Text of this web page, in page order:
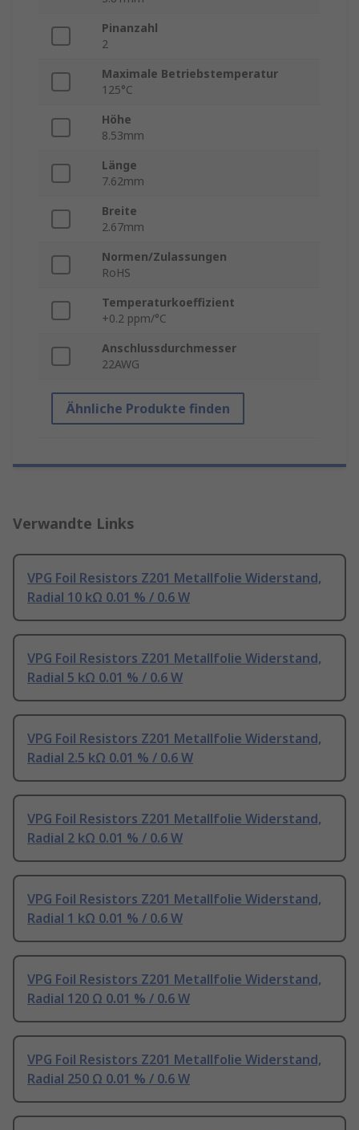
Pinanzahl
2
Maximale Betriebstemperatur
125°C
Höhe
8.53mm
Länge
7.62mm
Breite
2.67mm
Normen/Zulassungen
RoHS
Temperaturkoeffizient
+0.2 ppm/°C
Anschlussdurchmesser
22AWG
Ähnliche Produkte finden
Verwandte Links
VPG Foil Resistors Z201 Metallfolie Widerstand,
Radial 10 kΩ 0.01 % / 0.6 W
VPG Foil Resistors Z201 Metallfolie Widerstand,
Radial 5 kΩ 0.01 % / 0.6 W
VPG Foil Resistors Z201 Metallfolie Widerstand,
Radial 2.5 kΩ 0.01 % / 0.6 W
VPG Foil Resistors Z201 Metallfolie Widerstand,
Radial 2 kΩ 0.01 % / 0.6 W
VPG Foil Resistors Z201 Metallfolie Widerstand,
Radial 1 kΩ 0.01 % / 0.6 W
VPG Foil Resistors Z201 Metallfolie Widerstand,
Radial 120 Ω 0.01 % / 0.6 W
VPG Foil Resistors Z201 Metallfolie Widerstand,
Radial 250 Ω 0.01 % / 0.6 W